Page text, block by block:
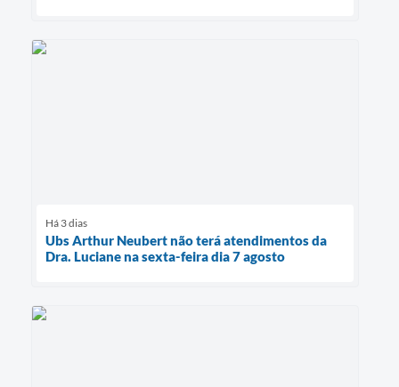
Há 3 dias
Ubs Arthur Neubert não terá atendimentos da
Dra. Luciane na sexta-feira dia 7 agosto